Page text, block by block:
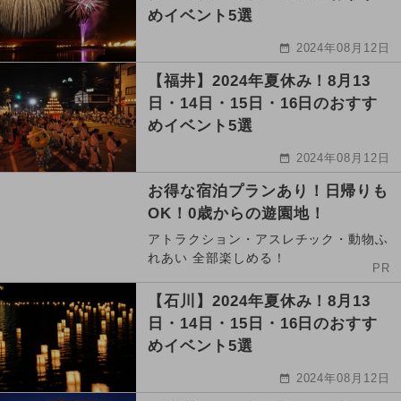
めイベント5選
2024年08月12日
【福井】2024年夏休み！8月13
日・14日・15日・16日のおすす
めイベント5選
2024年08月12日
お得な宿泊プランあり！日帰りも
OK！0歳からの遊園地！
アトラクション・アスレチック・動物ふ
れあい 全部楽しめる！
PR
【石川】2024年夏休み！8月13
日・14日・15日・16日のおすす
めイベント5選
2024年08月12日